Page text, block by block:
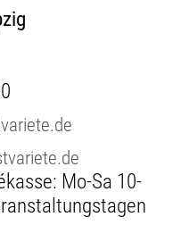
Mo-Sa 10-